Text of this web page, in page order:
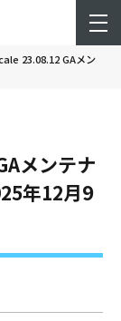
23.08.12 GAメン
メンテナ
年12月9